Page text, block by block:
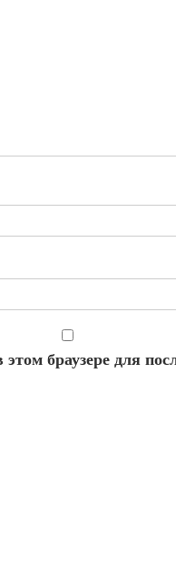
браузере для